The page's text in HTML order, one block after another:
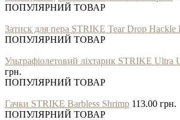
ПОПУЛЯРНИЙ ТОВАР
Затиск для пера STRIKE Tear Drop Hackle
ПОПУЛЯРНИЙ ТОВАР
Ультрафіолетовий ліхтарик STRIKE Ultra
грн.
ПОПУЛЯРНИЙ ТОВАР
Гачки STRIKE Barbless Shrimp 113.00 грн.
ПОПУЛЯРНИЙ ТОВАР